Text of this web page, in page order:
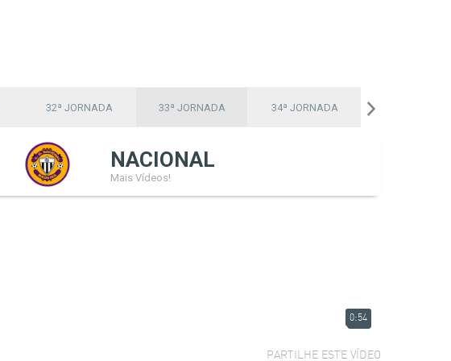
32ª JORNADA 33ª JORNADA 34ª JORNADA
NACIONAL
Mais Vídeos!
0:54
PARTILHE ESTE VÍDEO